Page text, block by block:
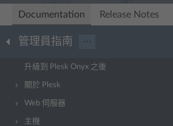
Documentation Release Notes
管理員指南 ···
升級到 Plesk Onyx 之後
關於 Plesk
Web 伺服器
主機